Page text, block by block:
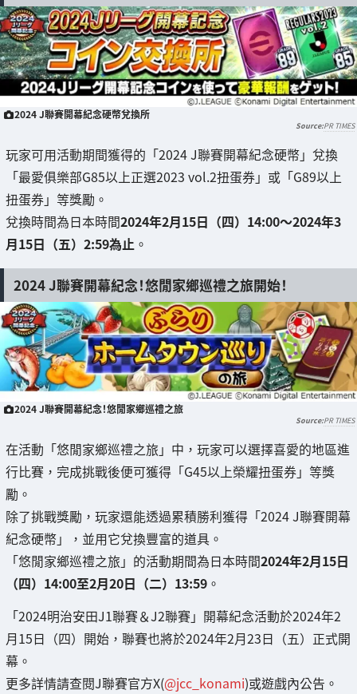
2024 J聯賽開幕紀念硬幣兌換所
PR TIMES
玩家可用活動期間獲得的「2024 J聯賽開幕紀念硬幣」兌換
「最愛俱樂部G85以上正選2023 vol.2扭蛋券」或「G89以上
扭蛋券」等獎勵。
兌換時間為日本時間2024年2月15日（四）14:00～2024年3
月15日（五）2:59為止 。
2024 J聯賽開幕紀念！悠閒家鄉巡禮之旅開始！
2024 J聯賽開幕紀念！悠閒家鄉巡禮之旅
PR TIMES
在活動「悠閒家鄉巡禮之旅」中，玩家可以選擇喜愛的地區進
行比賽，完成挑戰後便可獲得「G45以上榮耀扭蛋券」等獎
勵。
除了挑戰獎勵，玩家還能透過累積勝利獲得「2024 J聯賽開幕
紀念硬幣」，並用它兌換豐富的道具。
「悠閒家鄉巡禮之旅」的活動期間為日本時間2024年2月15日
（四）14:00至2月20日（二）13:59 。
「2024明治安田J1聯賽＆J2聯賽」開幕紀念活動於2024年2
月15日（四）開始，聯賽也將於2024年2月23日（五）正式開
幕。
更多詳情請查閱J聯賽官方X(@jcc_konami)或遊戲內公告。